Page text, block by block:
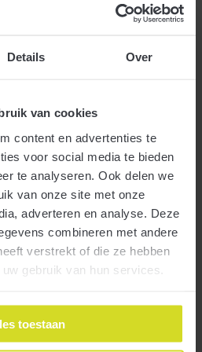
Details Over
van cookies
content en advertenties te
voor social media te bieden
te analyseren. Ook delen we
van onze site met onze
adverteren en analyse. Deze
combineren met andere
verstrekt of die ze hebben
gebruik van hun services.
toestaan
Instelling, ANBI, geniet u
maar u moet dan wel
2018 vóór 1 juli dit jaar te
Income